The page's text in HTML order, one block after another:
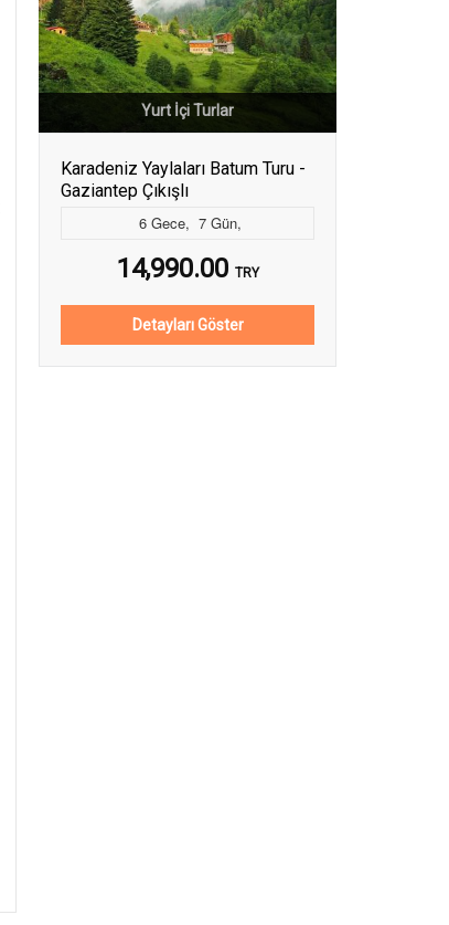
Yurt İçi Turlar
Karadeniz Yaylaları Batum Turu -
Gaziantep Çıkışlı
6 Gece, 7 Gün,
14,990.00 TRY
Detayları Göster